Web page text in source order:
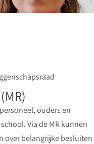
ouders en
Via de MR kunnen
over belangrijke besluiten